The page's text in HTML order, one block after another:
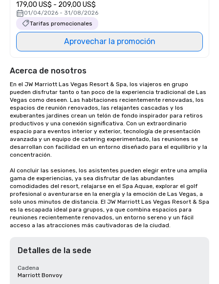
179,00 US$ - 209,00 US$
01/04/2026 - 31/08/2026
Tarifas promocionales
Aprovechar la promoción
Acerca de nosotros
En el JW Marriott Las Vegas Resort & Spa, los viajeros en grupo
pueden disfrutar tanto o tan poco de la experiencia tradicional de Las
Vegas como deseen. Las habitaciones recientemente renovadas, los
espacios de reunión renovados, las relajantes cascadas y los
exuberantes jardines crean un telón de fondo inspirador para retiros
productivos y una conexión significativa. Con un extraordinario
espacio para eventos interior y exterior, tecnología de presentación
avanzada y un equipo de catering experimentado, las reuniones se
desarrollan con facilidad en un entorno diseñado para el equilibrio y la
concentración.
Al concluir las sesiones, los asistentes pueden elegir entre una amplia
gama de experiencias, ya sea disfrutar de las abundantes
comodidades del resort, relajarse en el Spa Aquae, explorar el golf
profesional o aventurarse en la energía y la emoción de Las Vegas, a
solo unos minutos de distancia. El JW Marriott Las Vegas Resort & Spa
es la escapada ideal para grupos, ya que combina espacios para
reuniones recientemente renovados, un entorno sereno y un fácil
acceso a las atracciones más cautivadoras de la ciudad.
Detalles de la sede
Cadena
Marriott Bonvoy